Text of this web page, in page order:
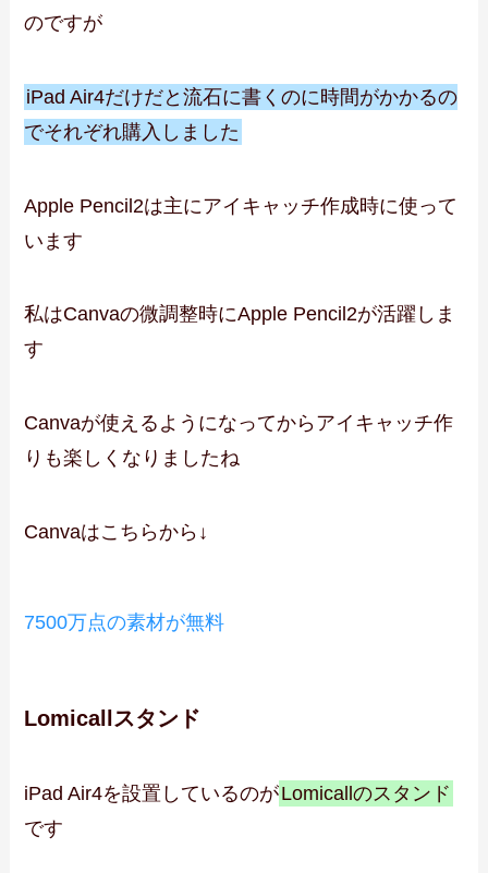
のですが
iPad Air4だけだと流石に書くのに時間がかかるの
でそれぞれ購入しました
Apple Pencil2は主にアイキャッチ作成時に使って
います
私はCanvaの微調整時にApple Pencil2が活躍しま
す
Canvaが使えるようになってからアイキャッチ作
りも楽しくなりましたね
Canvaはこちらから↓
7500万点の素材が無料
Lomicallスタンド
iPad Air4を設置しているのがLomicallのスタンド
です